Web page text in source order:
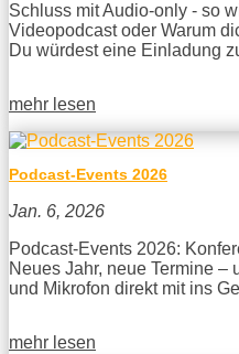
Schluss mit Audio-only - so
Videopodcast oder Warum
Du würdest eine Einladung
mehr lesen
Podcast-Events 2026
Jan. 6, 2026
Podcast-Events 2026:
Neues Jahr, neue Termine
und Mikrofon direkt mit ins
mehr lesen